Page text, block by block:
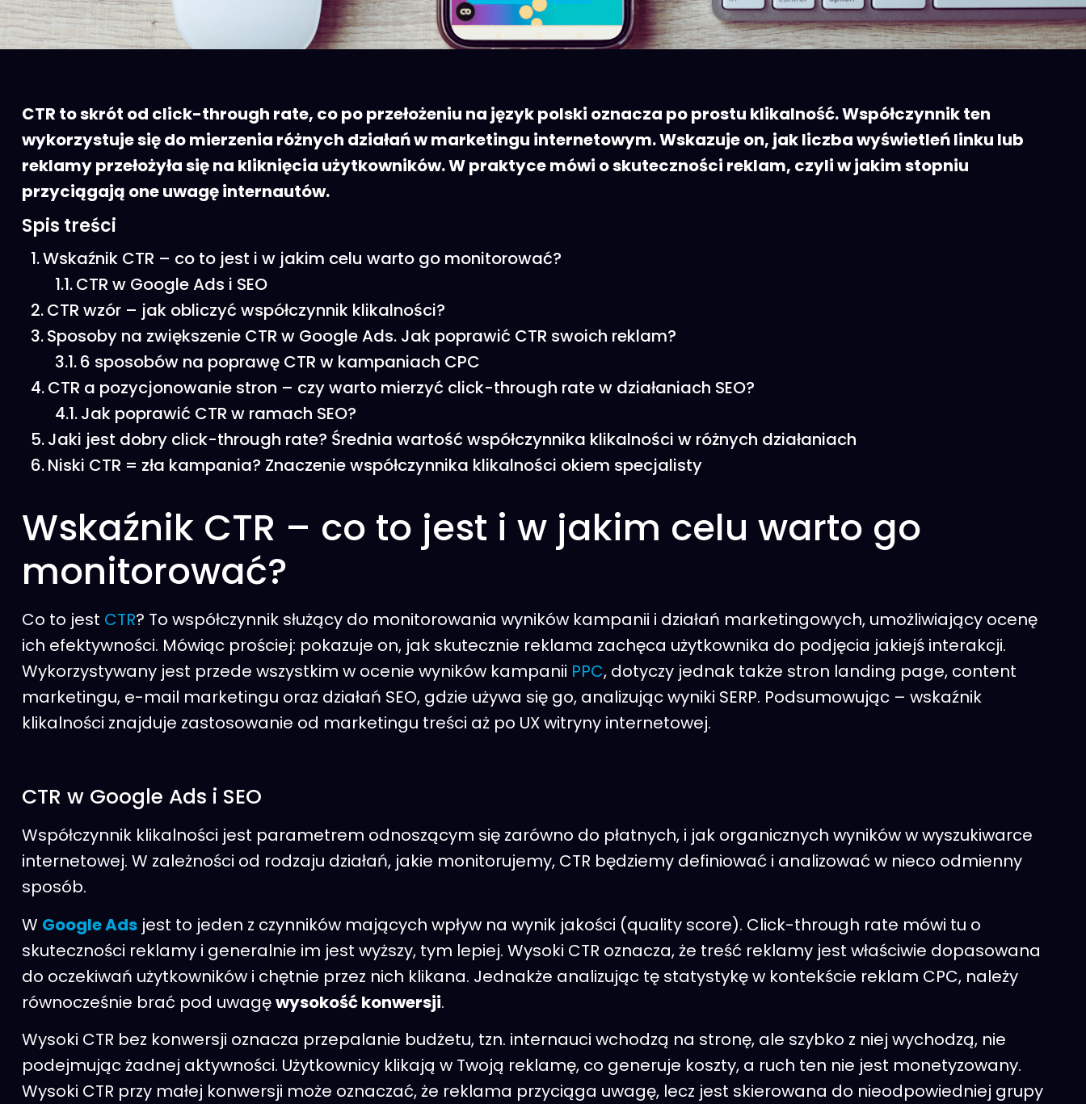
CTR to skrót od click-through rate, co po przełożeniu na język polski oznacza po prostu klikalność. Współczynnik ten
wykorzystuje się do mierzenia różnych działań w marketingu internetowym. Wskazuje on, jak liczba wyświetleń linku lub
reklamy przełożyła się na kliknięcia użytkowników. W praktyce mówi o skuteczności reklam, czyli w jakim stopniu
przyciągają one uwagę internautów.
Spis treści
Wskaźnik CTR – co to jest i w jakim celu warto go monitorować?
CTR w Google Ads i SEO
CTR wzór – jak obliczyć współczynnik klikalności?
Sposoby na zwiększenie CTR w Google Ads. Jak poprawić CTR swoich reklam?
6 sposobów na poprawę CTR w kampaniach CPC
CTR a pozycjonowanie stron – czy warto mierzyć click-through rate w działaniach SEO?
Jak poprawić CTR w ramach SEO?
Jaki jest dobry click-through rate? Średnia wartość współczynnika klikalności w różnych działaniach
Niski CTR = zła kampania? Znaczenie współczynnika klikalności okiem specjalisty
Wskaźnik CTR – co to jest i w jakim celu warto go
monitorować?
Co to jest CTR? To współczynnik służący do monitorowania wyników kampanii i działań marketingowych, umożliwiający ocenę
ich efektywności. Mówiąc prościej: pokazuje on, jak skutecznie reklama zachęca użytkownika do podjęcia jakiejś interakcji.
Wykorzystywany jest przede wszystkim w ocenie wyników kampanii PPC, dotyczy jednak także stron landing page, content
marketingu, e-mail marketingu oraz działań SEO, gdzie używa się go, analizując wyniki SERP. Podsumowując – wskaźnik
klikalności znajduje zastosowanie od marketingu treści aż po UX witryny internetowej.
CTR w Google Ads i SEO
Współczynnik klikalności jest parametrem odnoszącym się zarówno do płatnych, i jak organicznych wyników w wyszukiwarce
internetowej. W zależności od rodzaju działań, jakie monitorujemy, CTR będziemy definiować i analizować w nieco odmienny
sposób.
W Google Ads jest to jeden z czynników mających wpływ na wynik jakości (quality score). Click-through rate mówi tu o
skuteczności reklamy i generalnie im jest wyższy, tym lepiej. Wysoki CTR oznacza, że treść reklamy jest właściwie dopasowana
do oczekiwań użytkowników i chętnie przez nich klikana. Jednakże analizując tę statystykę w kontekście reklam CPC, należy
równocześnie brać pod uwagęwysokość konwersji.
Wysoki CTR bez konwersji oznacza przepalanie budżetu, tzn. internauci wchodzą na stronę, ale szybko z niej wychodzą, nie
podejmując żadnej aktywności. Użytkownicy klikają w Twoją reklamę, co generuje koszty, a ruch ten nie jest monetyzowany.
Wysoki CTR przy małej konwersji może oznaczać, że reklama przyciąga uwagę, lecz jest skierowana do nieodpowiedniej grupy